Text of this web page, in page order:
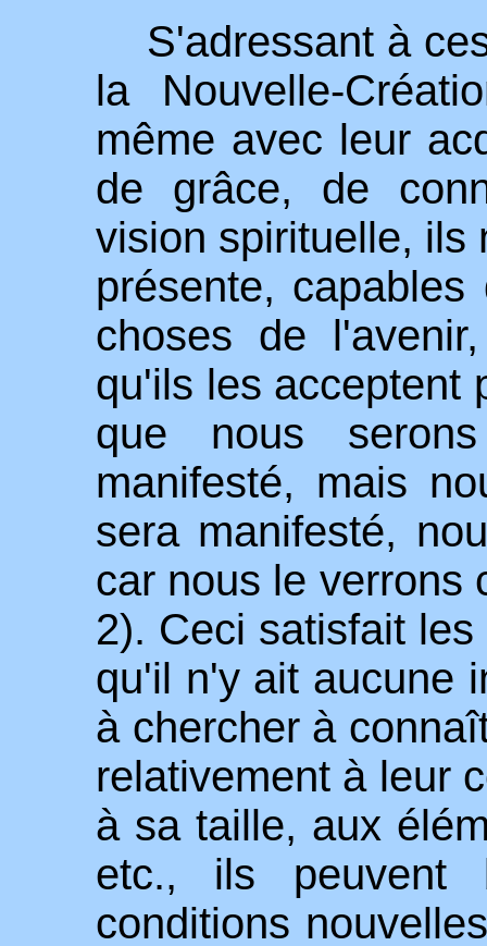
S'adressant à
la Nouvelle-
même avec leur
de grâce, de
vision spirituelle, ils
présente,
choses de
qu'ils les acceptent
que nous
manifesté, mais
sera manifesté,
car nous le verrons
2). Ceci satisfait
qu'il n'y ait aucune
à chercher à
relativement à leur
à sa taille, aux
etc., ils peuvent
conditions